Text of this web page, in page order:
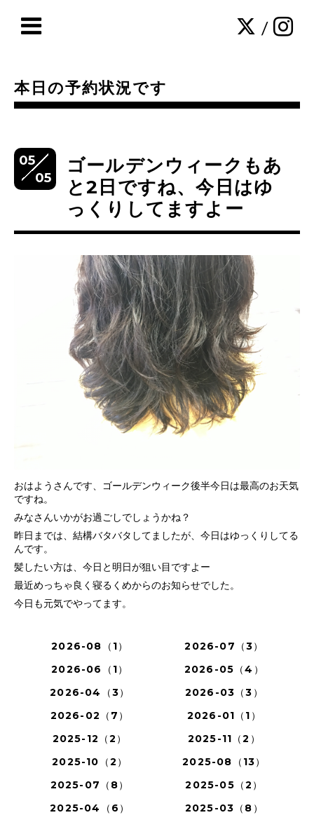
/
本日の予約状況です
05
05
ゴールデンウィークもあ
と2日ですね、今日はゆ
っくりしてますよー
おはようさんです、ゴールデンウィーク後半今日は最高のお天気
ですね。
みなさんいかがお過ごしでしょうかね？
昨日までは、結構バタバタしてましたが、今日はゆっくりしてる
んです。
髪したい方は、今日と明日が狙い目ですよー
最近めっちゃ良く寝るくめからのお知らせでした。
今日も元気でやってます。
2026-08（1）
2026-07（3）
2026-06（1）
2026-05（4）
2026-04（3）
2026-03（3）
2026-02（7）
2026-01（1）
2025-12（2）
2025-11（2）
2025-10（2）
2025-08（13）
2025-07（8）
2025-05（2）
2025-04（6）
2025-03（8）